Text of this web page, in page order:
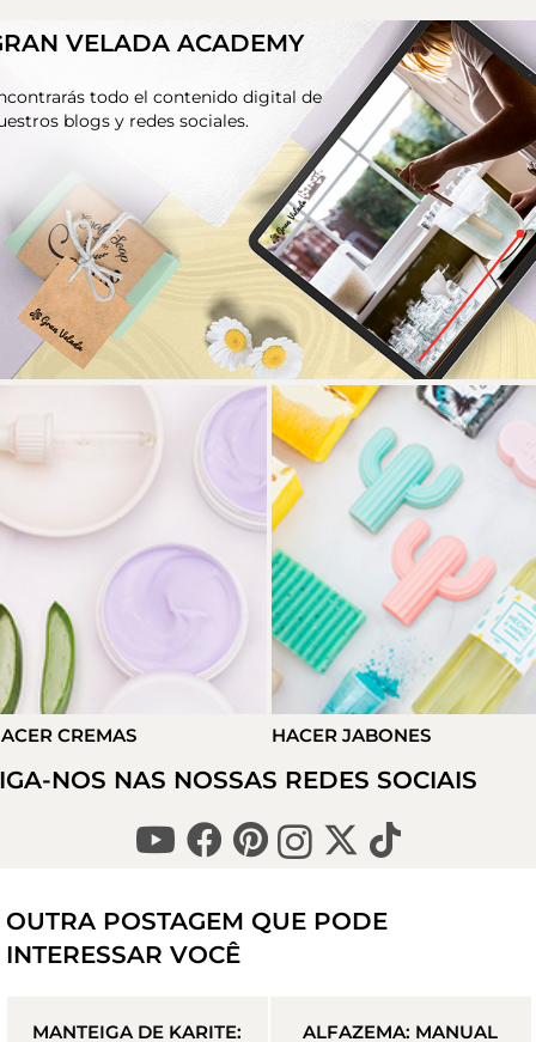
VELADA ACADEMY
todo el contenido digital de
blogs y redes sociales.
CREMAS HACER JABONES
NOS NAS NOSSAS REDES SOCIAIS
OUTRA POSTAGEM QUE PODE
INTERESSAR VOCÊ
MANTEIGA DE KARITE: ALFAZEMA: MANUAL